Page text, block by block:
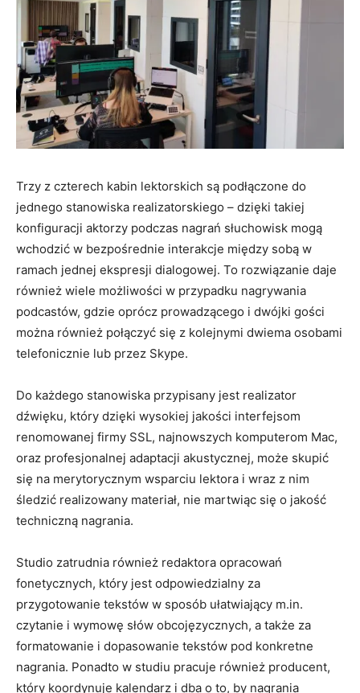
Trzy z czterech kabin lektorskich są podłączone do
jednego stanowiska realizatorskiego – dzięki takiej
konfiguracji aktorzy podczas nagrań słuchowisk mogą
wchodzić w bezpośrednie interakcje między sobą w
ramach jednej ekspresji dialogowej. To rozwiązanie daje
również wiele możliwości w przypadku nagrywania
podcastów, gdzie oprócz prowadzącego i dwójki gości
można również połączyć się z kolejnymi dwiema osobami
telefonicznie lub przez Skype.
Do każdego stanowiska przypisany jest realizator
dźwięku, który dzięki wysokiej jakości interfejsom
renomowanej firmy SSL, najnowszych komputerom Mac,
oraz profesjonalnej adaptacji akustycznej, może skupić
się na merytorycznym wsparciu lektora i wraz z nim
śledzić realizowany materiał, nie martwiąc się o jakość
techniczną nagrania.
Studio zatrudnia również redaktora opracowań
fonetycznych, który jest odpowiedzialny za
przygotowanie tekstów w sposób ułatwiający m.in.
czytanie i wymowę słów obcojęzycznych, a także za
formatowanie i dopasowanie tekstów pod konkretne
nagrania. Ponadto w studiu pracuje również producent,
który koordynuje kalendarz i dba o to, by nagrania